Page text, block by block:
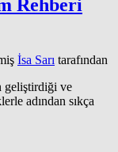
Rehberi
İsa Sarı tarafından
geliştirdiği ve
adından sıkça